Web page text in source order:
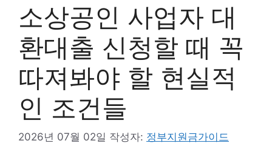
소상공인 사업자 대
환대출 신청할 때 꼭
따져봐야 할 현실적
인 조건들
2026년 07월 02일 작성자: 정부지원금가이드